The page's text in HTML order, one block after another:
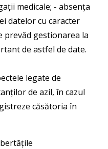
medicale; - absența
datelor cu caracter
prevăd gestionarea la
de astfel de date.
legate de
de azil, în cazul
căsătoria în